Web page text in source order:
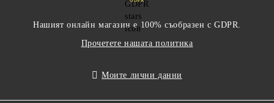
Нашият онлайн магазин е 100% съобразен с GDPR.
Прочетете нашата политика
Моите лични данни